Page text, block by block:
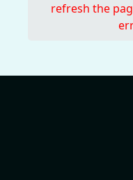
refresh the